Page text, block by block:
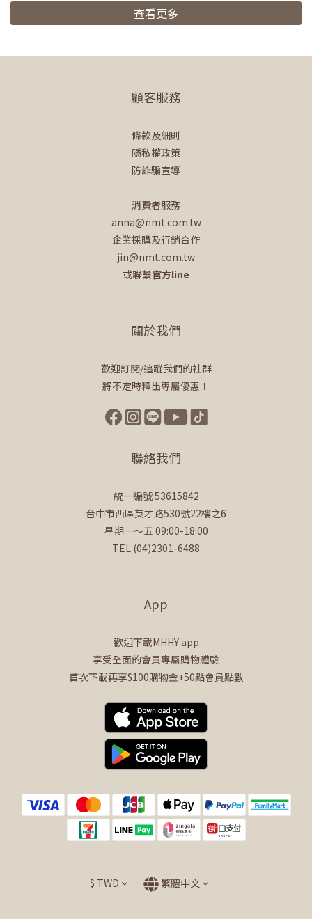
查看更多
顧客服務
條款及細則
隱私權政策
防詐騙宣導
消費者服務
anna@nmt.com.tw
企業採購及行銷合作
jin@nmt.com.tw
或聯繫官方line
關於我們
歡迎訂閱/追蹤我們的社群
將不定時釋出專屬優惠！
聯絡我們
統一編號 53615842
台中市西區英才路530號22樓之6
星期一～五 09:00-18:00
TEL (04)2301-6488
App
歡迎下載MHHY app
享受全面的會員專屬購物體驗
首次下載再享$100購物金+50點會員點數
$ TWD 繁體中文